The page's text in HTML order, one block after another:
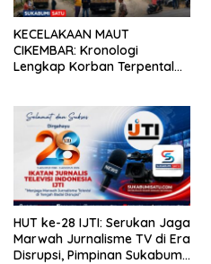
KECELAKAAN MAUT
CIKEMBAR: Kronologi
Lengkap Korban Terpental
Sekarwangi
HUT ke-28 IJTI: Serukan Jaga
Marwah Jurnalisme TV di Era
Disrupsi, Pimpinan Sukabumi